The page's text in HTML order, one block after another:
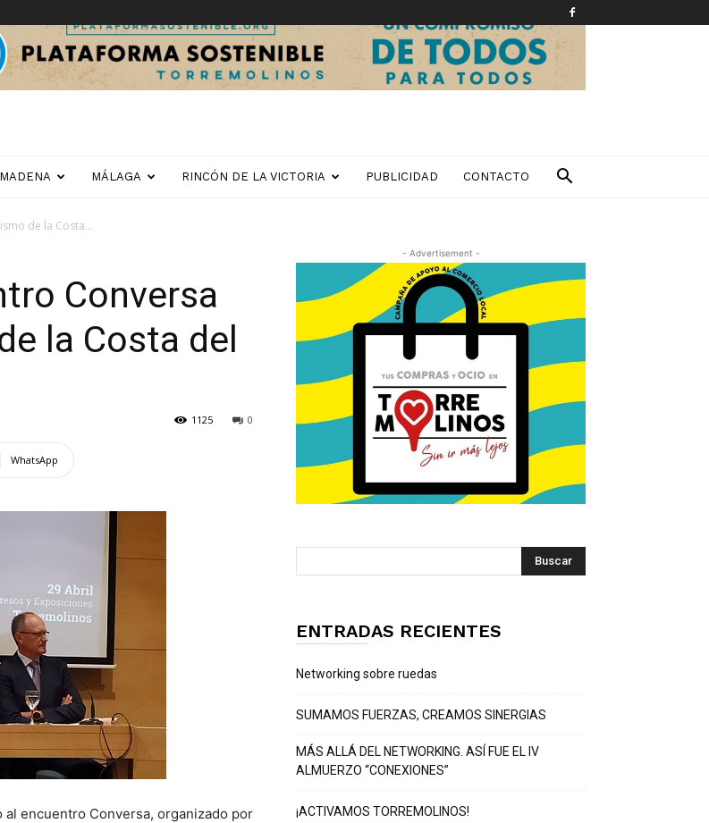
MÁLAGA RINCÓN DE LA VICTORIA PUBLICIDAD CONTACTO
de la Costa...
Conversa
la Costa del
0
1125
WhatsApp
encuentro Conversa, organizado por
- Advertisement -
ENTRADAS RECIENTES
Networking sobre ruedas
SUMAMOS FUERZAS, CREAMOS SINERGIAS
MÁS ALLÁ DEL NETWORKING. ASÍ FUE EL IV
ALMUERZO “CONEXIONES”
¡ACTIVAMOS TORREMOLINOS!